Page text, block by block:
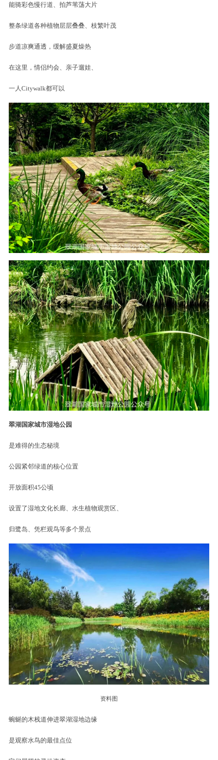
能骑彩色慢行道、拍芦苇荡大片
整条绿道各种植物层层叠叠、枝繁叶茂
步道凉爽通透，缓解盛夏燥热
在这里，情侣约会、亲子遛娃、
一人Citywalk都可以
翠湖国家城市湿地公园
是难得的生态秘境
公园紧邻绿道的核心位置
开放面积45公顷
设置了湿地文化长廊、水生植物观赏区、
归鹭岛、凭栏观鸟等多个景点
资料图
蜿蜒的木栈道伸进翠湖湿地边缘
是观察水鸟的最佳点位